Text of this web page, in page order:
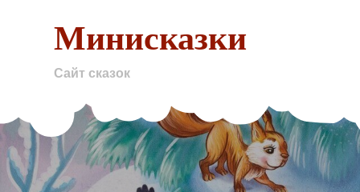
Минисказки
Сайт сказок